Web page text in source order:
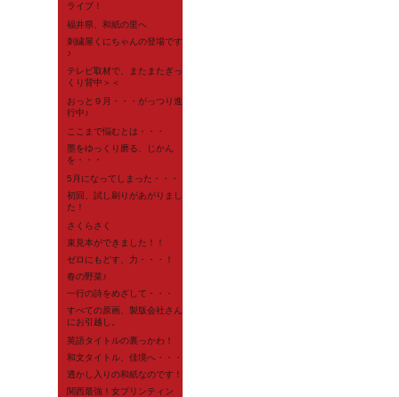
ライブ！
福井県、和紙の里へ
刺繍屋くにちゃんの登場です
♪
テレビ取材で、またまたぎっ
くり背中＞＜
おっと９月・・・がっつり進
行中♪
ここまで悩むとは・・・
墨をゆっくり磨る、じかん
を・・・
5月になってしまった・・・
初回、試し刷りがあがりまし
た！
さくらさく
束見本ができました！！
ゼロにもどす、力・・・！
春の野菜♪
一行の詩をめざして・・・
すべての原画、製版会社さん
にお引越し。
英語タイトルの裏っかわ！
和文タイトル、佳境へ・・・
透かし入りの和紙なのです！
関西最強！女プリンティン